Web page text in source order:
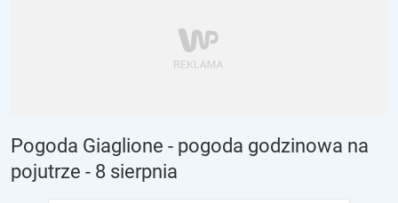
Pogoda Giaglione - pogoda godzinowa na
pojutrze - 8 sierpnia